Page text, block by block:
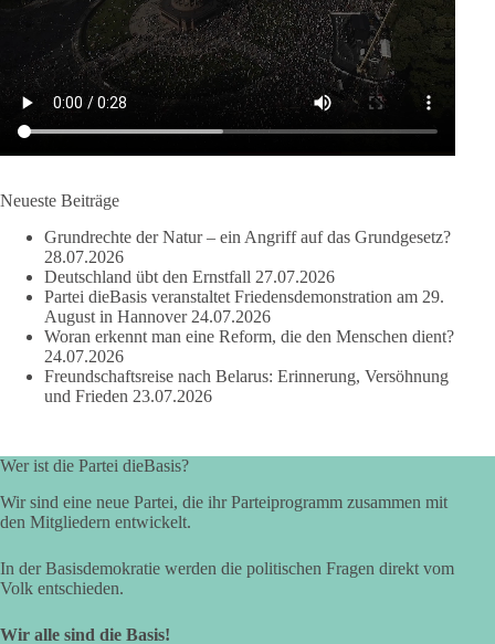
Anthony Fauci, Immunologe und Berater des ehemaligen US-
Präsidenten, hat bei einer Anhörung des US-Senats auf mehr
als 100 Fragen die Aussage verweigert. Die juristische
Bewertung werden Gerichte und Ermittlungen klären – auch
auf Basis seines Tagebuches. Doch unabhängig davon zeigt
der Vorgang eines deutlich:
Antworten:
❓ Wie wurden politische Entscheidungen getroffen?
❓ Welche Maßnahmen waren notwendig und welche nicht?
❓Und wer übernimmt die Verantwortung für die massiven
Folgen für Kinder, Familien, Unternehmen und das Vertrauen
in unseren Rechtsstaat?
Fragen zu vermeiden. Sie lebt davon, Fragen offen zu stellen
und transparent zu beantworten.
dieBasis fordert deshalb weiterhin eine unabhängige,
vollständige und transparente Aufarbeitung der Corona-Politik.
Neueste Beiträge
Grundrechte der Natur – ein Angriff auf das Grundgesetz?
28.07.2026
Deutschland übt den Ernstfall 27.07.2026
Partei dieBasis veranstaltet Friedensdemonstration am 29.
August in Hannover 24.07.2026
Woran erkennt man eine Reform, die den Menschen dient?
24.07.2026
Freundschaftsreise nach Belarus: Erinnerung, Versöhnung
und Frieden 23.07.2026
Wer ist die Partei dieBasis?
Wir sind eine neue Partei, die ihr Parteiprogramm zusammen mit
den Mitgliedern entwickelt.
In der Basisdemokratie werden die politischen Fragen direkt vom
Volk entschieden.
Wir alle sind die Basis!